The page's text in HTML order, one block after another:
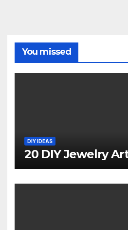
You missed
DIY IDEAS
20 DIY Jewelry